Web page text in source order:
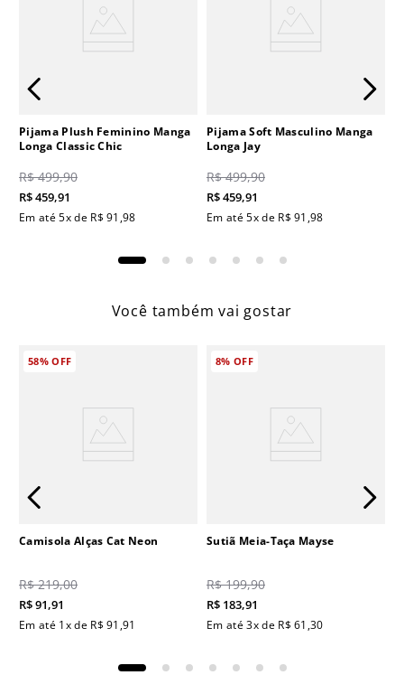
Pijama Plush Feminino Manga
Longa Classic Chic
R$ 499,90
R$459,91
Em até5x de R$ 91 ,98
Pijama Soft Masculino Manga
Longa Jay
R$ 499,90
R$459,91
Em até5x de R$ 91 ,98
Você também vai gostar
58%OFF
Camisola Alças Cat Neon
R$ 219,00
R$91,91
Em até 1x de R$ 91 ,91
8% OFF
Sutiã Meia-Taça Mayse
R$ 199,90
R$ 183,91
Em até3x de R$ 61 ,30